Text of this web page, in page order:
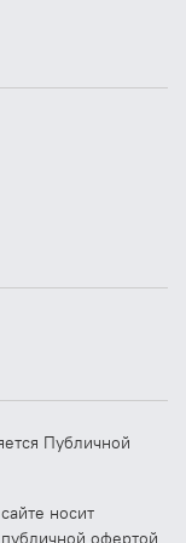
Защита
Публичной
носит
офертой,